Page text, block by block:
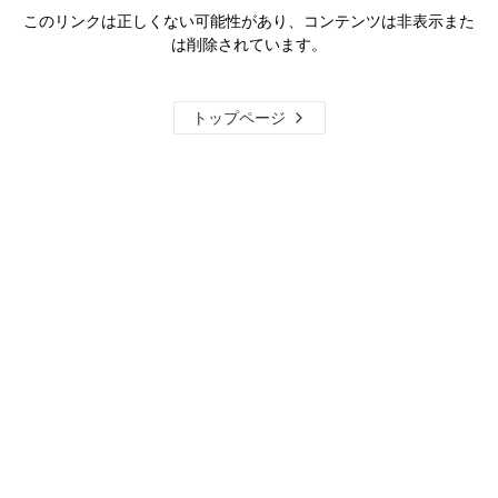
このリンクは正しくない可能性があり、コンテンツは非表示また
は削除されています。
トップページ